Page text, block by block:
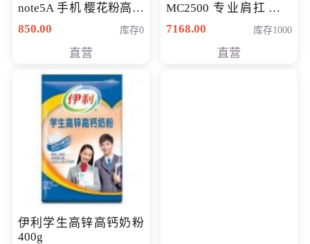
note5A 手机 樱花粉高配
版 全网通(3G+32G)
850.00 库存0
直营
MC2500 专业肩扛式存
储卡全高清摄录一体机
清入门级摄像机
7168.00 库存1000
直营
伊利学生高锌高钙奶粉
400g